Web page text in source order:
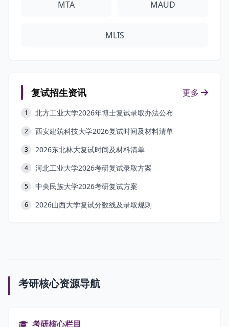
MTA MAUD
MLIS
复试招生资讯 更多
1 北方工业大学2026年博士复试录取办法公布
2 西安建筑科技大学2026复试时间及材料清单
3 2026东北林大复试时间及材料清单
4 河北工业大学2026考研复试录取方案
5 中央民族大学2026考研复试方案
6 2026山西大学复试分数线及录取规则
考研核心资源导航
考研核心栏目